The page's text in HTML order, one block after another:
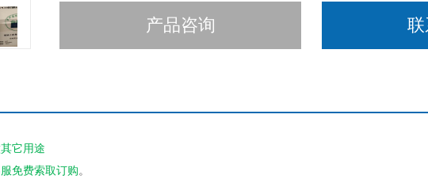
产品咨询
它用途
免费索取订购。